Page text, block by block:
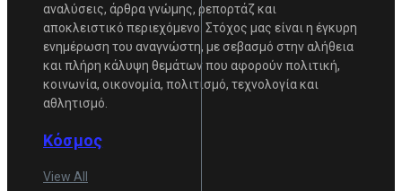
αναλύσεις, άρθρα γνώμης, ρεπορτάζ και
αποκλειστικό περιεχόμενο. Στόχος μας είναι η έγκυρη
ενημέρωση του αναγνώστη, με σεβασμό στην αλήθεια
και πλήρη κάλυψη θεμάτων που αφορούν πολιτική,
κοινωνία, οικονομία, πολιτισμό, τεχνολογία και
αθλητισμό.
Κόσμος
View All